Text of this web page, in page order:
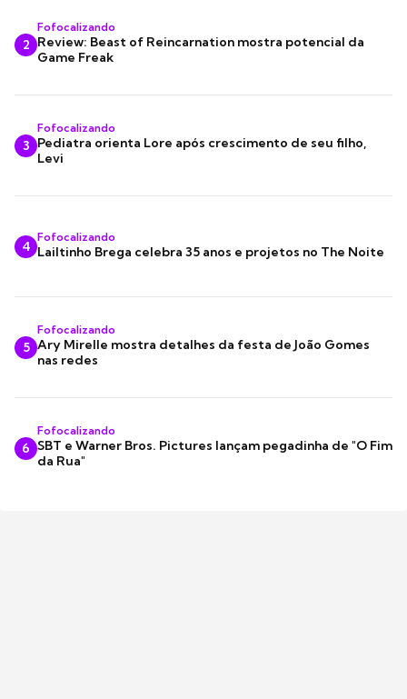
2
Fofocalizando
Review: Beast of Reincarnation mostra potencial da
Game Freak
3
Fofocalizando
Pediatra orienta Lore após crescimento de seu filho,
Levi
4
Fofocalizando
Lailtinho Brega celebra 35 anos e projetos no The Noite
5
Fofocalizando
Ary Mirelle mostra detalhes da festa de João Gomes
nas redes
6
Fofocalizando
SBT e Warner Bros. Pictures lançam pegadinha de "O Fim
da Rua"